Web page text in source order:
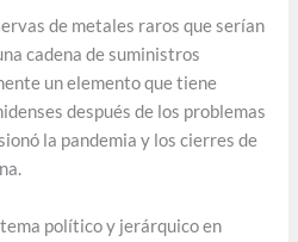
de metales raros que serían
cadena de suministros
un elemento que tiene
después de los problemas
la pandemia y los cierres de
político y jerárquico en